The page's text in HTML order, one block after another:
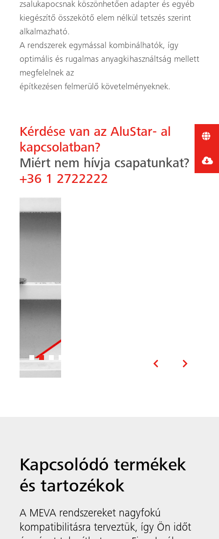
zsalukapocsnak köszönhetően adapter és egyéb
kiegészítő összekötő elem nélkül tetszés szerint
alkalmazható.
A rendszerek egymással kombinálhatók, így
optimális és rugalmas anyagkihasználtság mellett
megfelelnek az
építkezésen felmerülő követelményeknek.
Kérdése van az AluStar- al
kapcsolatban?
Miért nem hívja csapatunkat?
+36 1 2722222
Kapcsolódó termékek
és tartozékok
A MEVA rendszereket nagyfokú
kompatibilitásra terveztük, így Ön időt
és pénzt takaríthat meg. Figyelmébe
Rendszerfüggetlen
A MEVA rendszerfüggetlen kiegészítő
termékei okos megoldásokat nyújtanak a
falvéglezárásokra, rögzítésekre,
falkizárásokra, hogy a következő projektje a
lehető legegyszerűbb legyen.